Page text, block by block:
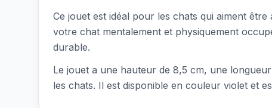
Ce jouet est idéal pour les chats qui aiment
votre chat mentalement et physiquement
durable.
Le jouet a une hauteur de 8,5 cm, une
les chats. Il est disponible en couleur violet et